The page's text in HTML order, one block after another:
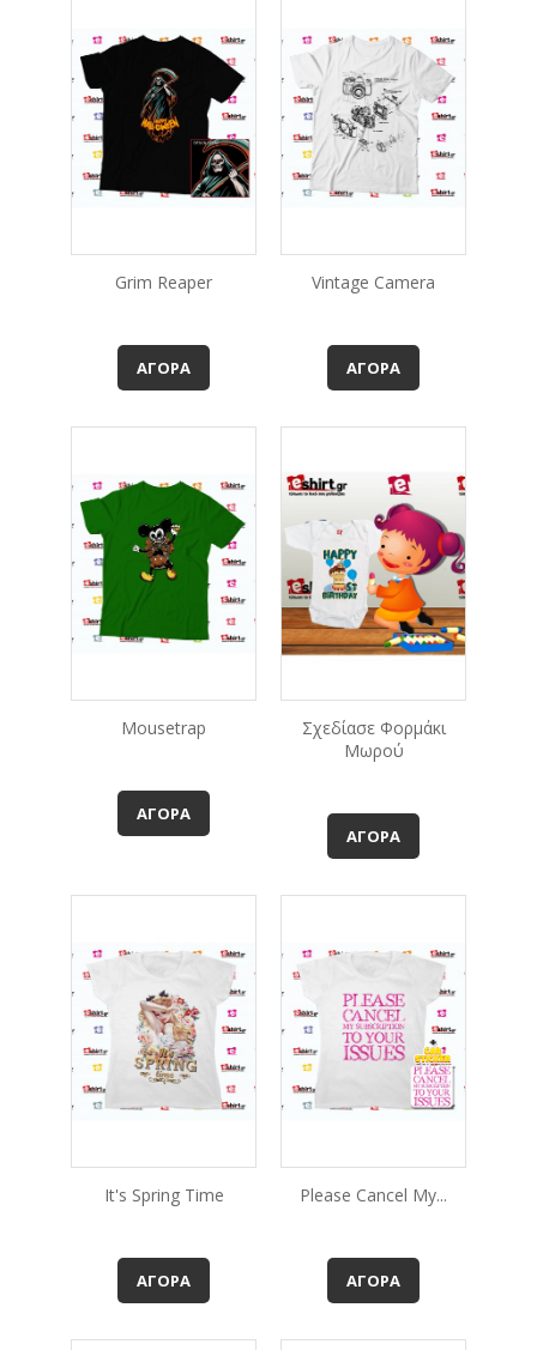
Grim Reaper
ΑΓΟΡΆ
Vintage Camera
ΑΓΟΡΆ
Mousetrap
ΑΓΟΡΆ
Σχεδίασε Φορμάκι
Μωρού
ΑΓΟΡΆ
It's Spring Time
ΑΓΟΡΆ
Please Cancel My...
ΑΓΟΡΆ